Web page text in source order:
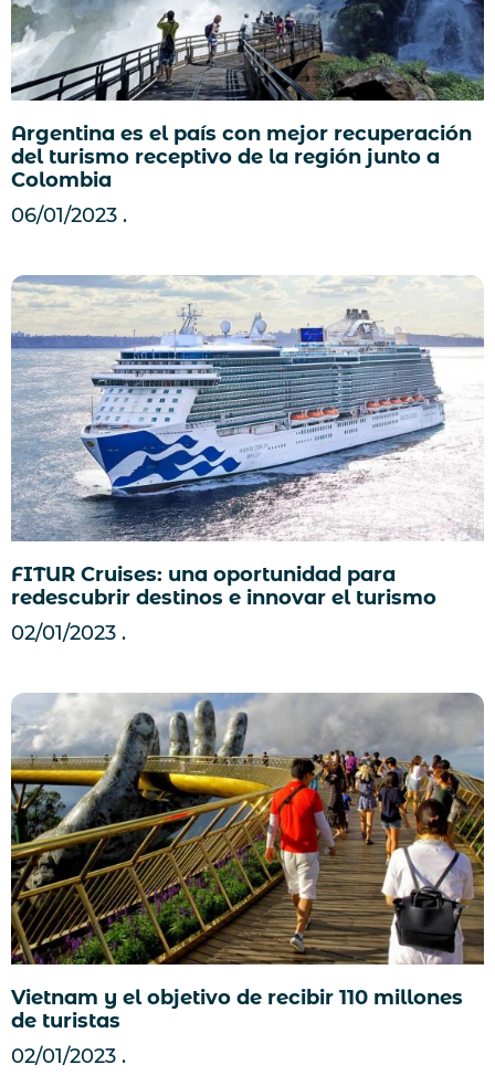
Argentina es el país con mejor recuperación
del turismo receptivo de la región junto a
Colombia
06/01/2023
FITUR Cruises: una oportunidad para
redescubrir destinos e innovar el turismo
02/01/2023
Vietnam y el objetivo de recibir 110 millones
de turistas
02/01/2023